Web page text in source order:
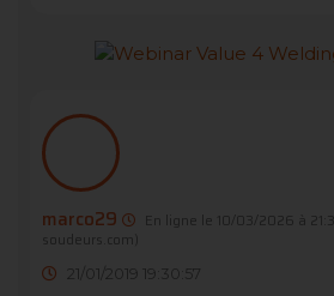
marco29 En ligne le 10/03/2026 à 21:33
soudeurs.com)
21/01/2019 19:30:57